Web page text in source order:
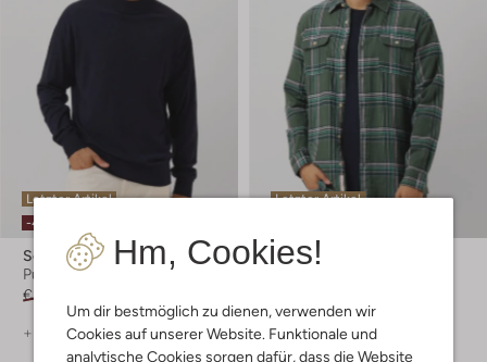
Hm, Cookies!
Um dir bestmöglich zu dienen, verwenden wir
Cookies auf unserer Website. Funktionale und
analytische Cookies sorgen dafür, dass die Website
Letzter Artikel
-40%
Scotch & Soda
Pullover
€ 99,95
+ mehr farben
Letzter Artikel
Scotch & Soda